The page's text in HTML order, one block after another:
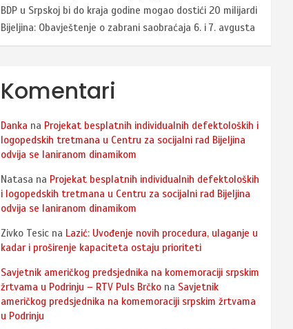
BDP u Srpskoj bi do kraja godine mogao dostići 20 milijardi
Bijeljina: Obavještenje o zabrani saobraćaja 6. i 7. avgusta
Komentari
Danka na Projekat besplatnih individualnih defektoloških i
logopedskih tretmana u Centru za socijalni rad Bijeljina
odvija se laniranom dinamikom
Natasa na Projekat besplatnih individualnih defektoloških
i logopedskih tretmana u Centru za socijalni rad Bijeljina
odvija se laniranom dinamikom
Zivko Tesic na Lazić: Uvođenje novih procedura, ulaganje u
kadar i proširenje kapaciteta ostaju prioriteti
Savjetnik američkog predsjednika na komemoraciji srpskim
žrtvama u Podrinju – RTV Puls Brčko na Savjetnik
američkog predsjednika na komemoraciji srpskim žrtvama
u Podrinju